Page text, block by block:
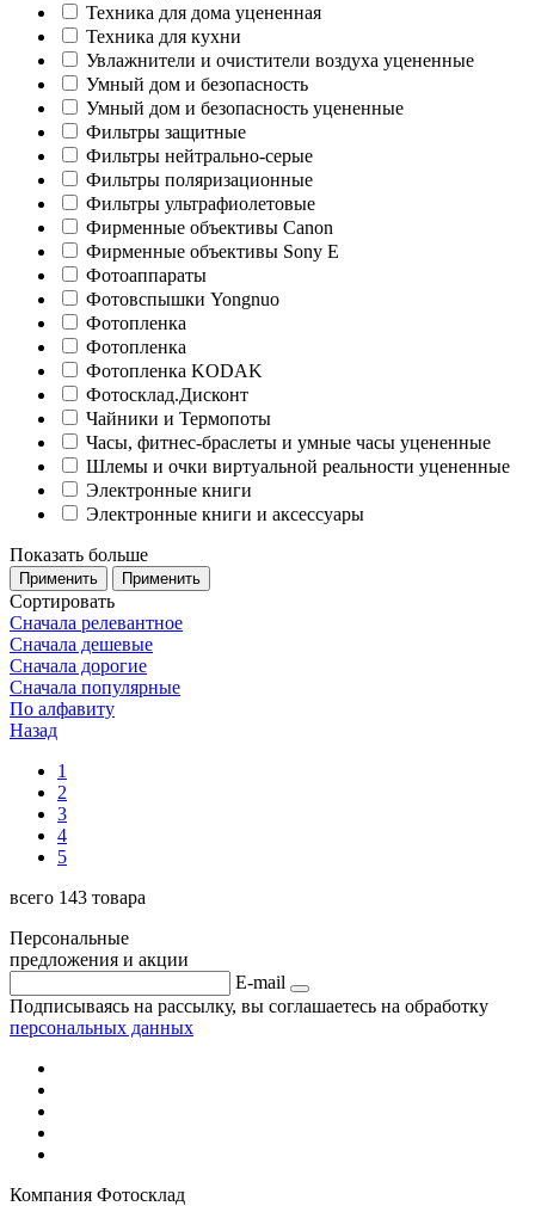
Техника для дома уцененная
Техника для кухни
Увлажнители и очистители воздуха уцененные
Умный дом и безопасность
Умный дом и безопасность уцененные
Фильтры защитные
Фильтры нейтрально-серые
Фильтры поляризационные
Фильтры ультрафиолетовые
Фирменные объективы Canon
Фирменные объективы Sony E
Фотоаппараты
Фотовспышки Yongnuo
Фотопленка
Фотопленка
Фотопленка KODAK
Фотосклад.Дисконт
Чайники и Термопоты
Часы, фитнес-браслеты и умные часы уцененные
Шлемы и очки виртуальной реальности уцененные
Электронные книги
Электронные книги и аксессуары
Показать больше
Сортировать
Сначала релевантное
Сначала дешевые
Сначала дорогие
Сначала популярные
По алфавиту
Назад
1
2
3
4
5
всего 143 товара
Персональные
предложения и акции
E-mail
Подписываясь на рассылку, вы соглашаетесь на обработку
персональных данных
Компания Фотосклад